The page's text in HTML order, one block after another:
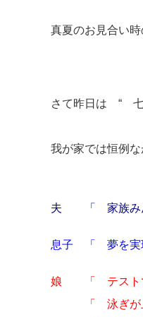
真夏のお見合い
さて昨日は “
我が家では恒例
夫 「 家族みん
息子 「 夢を実
娘 「 テスト
「 泳ぎが上